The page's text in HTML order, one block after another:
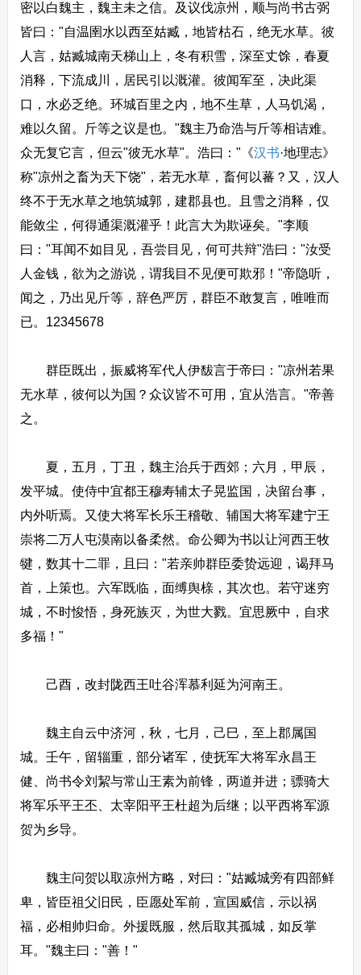
密以白魏主，魏主未之信。及议伐凉州，顺与尚书古弼
皆曰："自温圉水以西至姑臧，地皆枯石，绝无水草。彼
人言，姑臧城南天梯山上，冬有积雪，深至丈馀，春夏
消释，下流成川，居民引以溉灌。彼闻军至，决此渠
口，水必乏绝。环城百里之内，地不生草，人马饥渴，
难以久留。斤等之议是也。"魏主乃命浩与斤等相诘难。
众无复它言，但云"彼无水草"。浩曰："《汉书·地理志》
称"凉州之畜为天下饶"，若无水草，畜何以蕃？又，汉人
终不于无水草之地筑城郭，建郡县也。且雪之消释，仅
能敛尘，何得通渠溉灌乎！此言大为欺诬矣。"李顺
曰："耳闻不如目见，吾尝目见，何可共辩"浩曰："汝受
人金钱，欲为之游说，谓我目不见便可欺邪！"帝隐听，
闻之，乃出见斤等，辞色严厉，群臣不敢复言，唯唯而
已。12345678
群臣既出，振威将军代人伊馛言于帝曰："凉州若果
无水草，彼何以为国？众议皆不可用，宜从浩言。"帝善
之。
夏，五月，丁丑，魏主治兵于西郊；六月，甲辰，
发平城。使侍中宜都王穆寿辅太子晃监国，决留台事，
内外听焉。又使大将军长乐王稽敬、辅国大将军建宁王
崇将二万人屯漠南以备柔然。命公卿为书以让河西王牧
犍，数其十二罪，且曰："若亲帅群臣委贽远迎，谒拜马
首，上策也。六军既临，面缚舆榇，其次也。若守迷穷
城，不时悛悟，身死族灭，为世大戮。宜思厥中，自求
多福！"
己酉，改封陇西王吐谷浑慕利延为河南王。
魏主自云中济河，秋，七月，己巳，至上郡属国
城。壬午，留辎重，部分诸军，使抚军大将军永昌王
健、尚书令刘絜与常山王素为前锋，两道并进；骠骑大
将军乐平王丕、太宰阳平王杜超为后继；以平西将军源
贺为乡导。
魏主问贺以取凉州方略，对曰："姑臧城旁有四部鲜
卑，皆臣祖父旧民，臣愿处军前，宣国威信，示以祸
福，必相帅归命。外援既服，然后取其孤城，如反掌
耳。"魏主曰："善！"